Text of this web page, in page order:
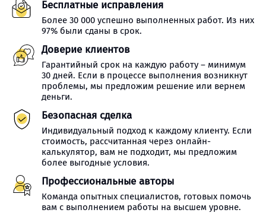
Бесплатные исправления
Более 30 000 успешно выполненных работ. Из них
97% были сданы в срок.
Доверие клиентов
Гарантийный срок на каждую работу – минимум
30 дней. Если в процессе выполнения возникнут
проблемы, мы предложим решение или вернем
деньги.
Безопасная сделка
Индивидуальный подход к каждому клиенту. Если
стоимость, рассчитанная через онлайн-
калькулятор, вам не подходит, мы предложим
более выгодные условия.
Профессиональные авторы
Команда опытных специалистов, готовых помочь
вам с выполнением работы на высшем уровне.